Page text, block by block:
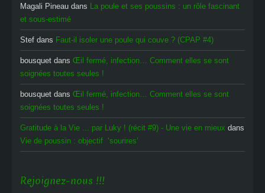
Magali Pineau dans La poule et ses poussins : un rôle fascinant
et sous-estimé
Stef dans Faut-il isoler une poule qui couve ? (CPAP #4)
bousquet dans Œil fermé, infection… Comment elles se sont
soignées toutes seules !
bousquet dans Œil fermé, infection… Comment elles se sont
soignées toutes seules !
Gratitude à la Vie ... par Luky ! (récit #9) - Une vie en mieux dans
Vie de poussin : objectif ‘sourires’
Rejoignez-nous !!!